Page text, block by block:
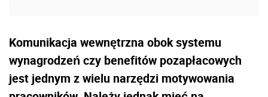
Komunikacja wewnętrzna obok systemu
wynagrodzeń czy benefitów pozapłacowych
jest jednym z wielu narzędzi motywowania